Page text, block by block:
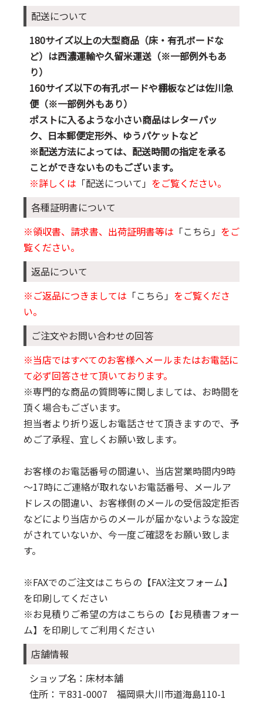
配送について
180サイズ以上の大型商品（床・有孔ボードな
ど）は西濃運輸や久留米運送（※一部例外もあ
り）
160サイズ以下の有孔ボードや棚板などは佐川急
便（※一部例外もあり）
ポストに入るような小さい商品はレターパッ
ク、日本郵便定形外、ゆうパケットなど
※配送方法によっては、配送時間の指定を承る
ことができないものもございます。
※詳しくは 「配送について」 をご覧ください。
各種証明書について
※領収書、請求書、出荷証明書等は 「こちら」 をご
覧ください。
返品について
※ご返品につきましては 「こちら」 をご覧くださ
い。
ご注文やお問い合わせの回答
※当店ではすべてのお客様へメールまたはお電話に
て必ず回答させて頂いております。
※専門的な商品の質問等に関しましては、お時間を
頂く場合もございます。
担当者より折り返しお電話させて頂きますので、予
めご了承程、宜しくお願い致します。
お客様のお電話番号の間違い、当店営業時間内9時
～17時にご連絡が取れないお電話番号、メールア
ドレスの間違い、お客様側のメールの受信設定拒否
などにより当店からのメールが届かないような設定
がされていないか、今一度ご確認をお願い致しま
す。
※FAXでのご注文はこちらの 【FAX注文フォーム】
を印刷してください
※お見積りご希望の方はこちらの 【お見積書フォー
ム】 を印刷してご利用ください
店舗情報
ショップ名：床材本舗
住所：〒831-0007 福岡県大川市道海島110-1